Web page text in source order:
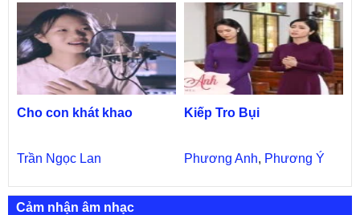
Cho con khát khao
Trần Ngọc Lan
Kiếp Tro Bụi
Phương Anh, Phương Ý
Cảm nhận âm nhạc